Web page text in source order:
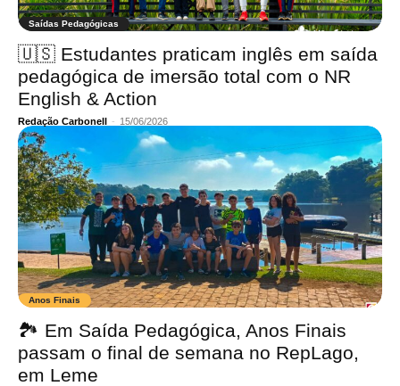
Saídas Pedagógicas
🇺🇸 Estudantes praticam inglês em saída
pedagógica de imersão total com o NR
English & Action
Redação Carbonell - 15/06/2026
Anos Finais
🏞️ Em Saída Pedagógica, Anos Finais
passam o final de semana no RepLago,
em Leme